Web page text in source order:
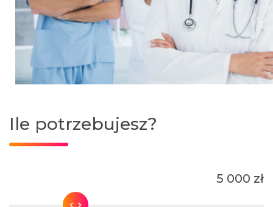
Ile potrzebujesz?
5 000 zł